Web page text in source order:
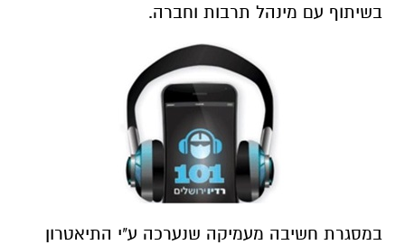
בשיתוף עם מינהל תרבות וחברה.
במסגרת חשיבה מעמיקה שנערכה ע"י התיאטרון